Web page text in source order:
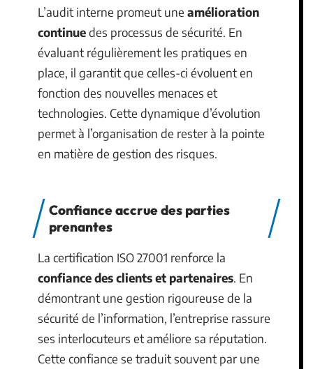
L’audit interne promeut une amélioration
continuedes processus de sécurité. En
évaluant régulièrement les pratiques en
place, il garantit que celles-ci évoluent en
fonction des nouvelles menaces et
technologies. Cette dynamique d’évolution
permet à l’organisation de rester à la pointe
en matière de gestion des risques.
Confiance accrue des parties
prenantes
La certification ISO 27001 renforce la
confiance des clients et partenaires. En
démontrant une gestion rigoureuse de la
sécurité de l’information, l’entreprise rassure
ses interlocuteurs et améliore sa réputation.
Cette confiance se traduit souvent par une